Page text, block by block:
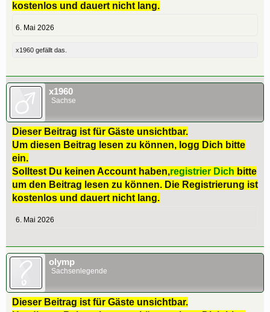
kostenlos und dauert nicht lang.
6. Mai 2026
x1960 gefällt das.
x1960
Sachse
Dieser Beitrag ist für Gäste unsichtbar.
Um diesen Beitrag lesen zu können, logg Dich bitte
ein.
Solltest Du keinen Account haben,registrier Dich bitte
um den Beitrag lesen zu können. Die Registrierung ist
kostenlos und dauert nicht lang.
6. Mai 2026
olymp
Sachsenlegende
Dieser Beitrag ist für Gäste unsichtbar.